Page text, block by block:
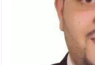
الإعلام
إلى مراجعة منصة خدمة